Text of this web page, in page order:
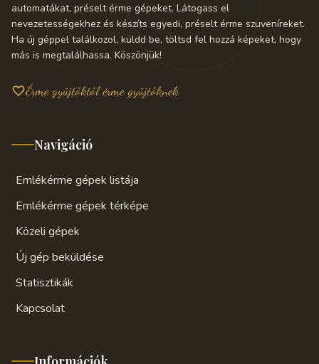
automatákat, préselt érme gépeket. Látogass el
nevezetességekhez és készíts egyedi, préselt érme szuveníreket.
Ha új géppel találkozol, küldd be, töltsd fel hozzá képeket, hogy
más is megtalálhassa. Köszönjük!
Érme gyűjtőktől érme gyűjtőknek
Navigáció
Emlékérme gépek listája
Emlékérme gépek térképe
Közeli gépek
Új gép beküldése
Statisztikák
Kapcsolat